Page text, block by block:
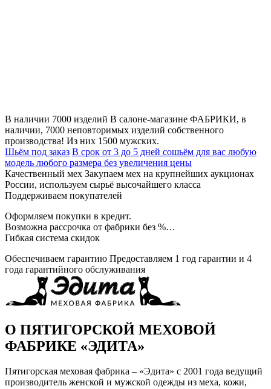
В наличии 7000 изделий В салоне-магазине ФАБРИКИ, в
наличии, 7000 неповторимых изделий собственного
производства! Из них 1500 мужских.
Шьём под заказ В срок от 3 до 5 дней сошьём для вас любую
модель любого размера без увеличения цены
Качественный мех Закупаем мех на крупнейших аукционах
России, используем сырьё высочайшего класса
Поддерживаем покупателей
Оформляем покупки в кредит.
Возможна рассрочка от фабрики без %…
Гибкая система скидок
Обеспечиваем гарантию Предоставляем 1 год гарантии и 4
года гарантийного обслуживания
О ПЯТИГОРСКОЙ МЕХОВОЙ
ФАБРИКЕ «ЭДИТА»
Пятигорская меховая фабрика – «Эдита» с 2001 года ведущий
производитель женской и мужской одежды из меха, кожи,